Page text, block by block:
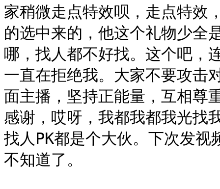
家稍微走点特效呗，走点特效
的选中来的，他这个礼物少全
哪，找人都不好找。这个吧，
一直在拒绝我。大家不要攻击
面主播，坚持正能量，互相尊
感谢，哎呀，我都我都我光找
找人PK都是个大伙。下次发
不知道了。